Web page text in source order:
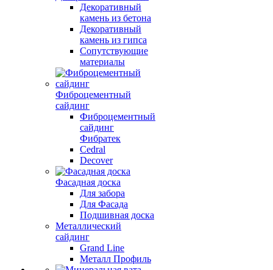
Декоративный
камень из бетона
Декоративный
камень из гипса
Сопутствующие
материалы
Фиброцементный
сайдинг
Фиброцементный
сайдинг
Фибратек
Cedral
Decover
Фасадная доска
Для забора
Для Фасада
Подшивная доска
Металлический
сайдинг
Grand Line
Металл Профиль